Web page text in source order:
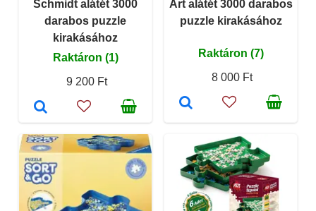
Schmidt alátét 3000
darabos puzzle
kirakásához
Raktáron (1)
9 200 Ft
Art alátét 3000 darabos
puzzle kirakásához
Raktáron (7)
8 000 Ft